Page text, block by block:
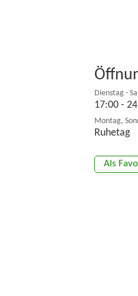
Dienstag -
17:00 -
Montag,
Ruhetag
Als